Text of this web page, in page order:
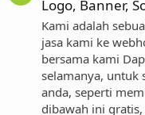
Logo, Banner,
Kami adalah
jasa kami ke
bersama kami
selamanya, untuk
anda, seperti
dibawah ini